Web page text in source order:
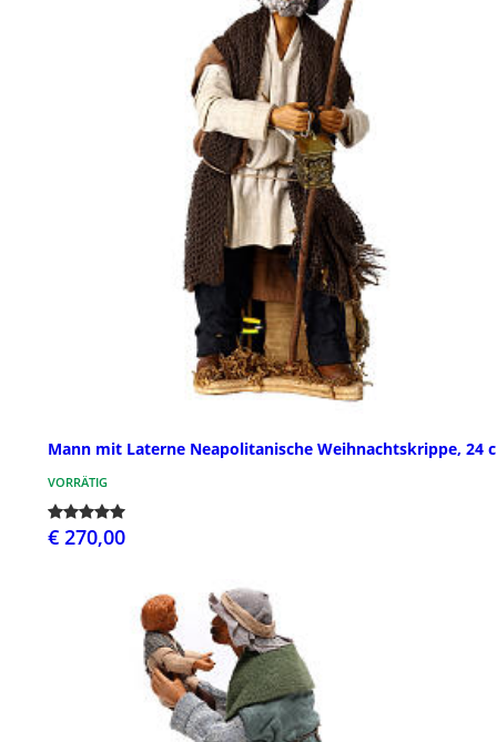
Mann mit Laterne Neapolitanische Weihnachtskrippe, 24
VORRÄTIG
€ 270,00